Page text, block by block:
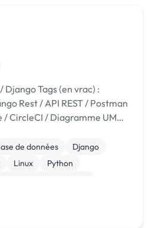
(en vrac) :
Rest / API REST / Postman
CircleCI / Diagramme UML /
de données
Django
Linux
Python